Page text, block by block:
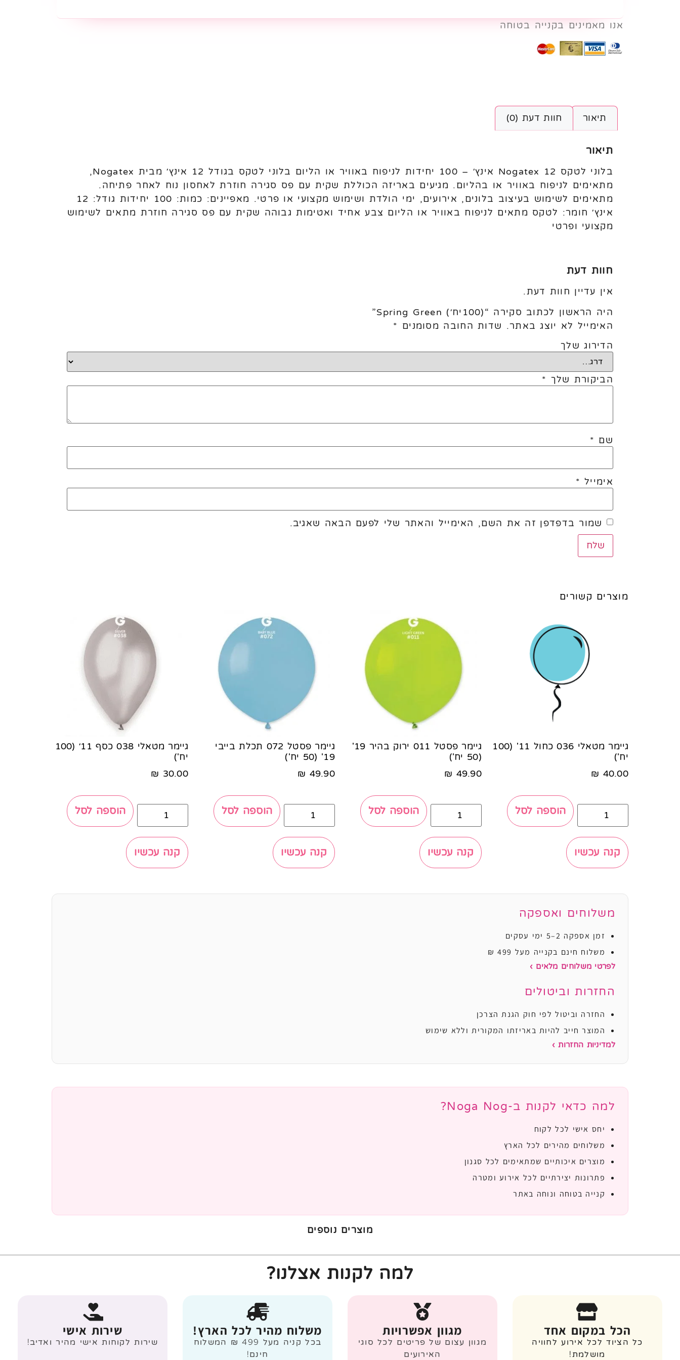
אנו מאמינים בקנייה בטוחה
תיאור חוות דעת (0)
תיאור
בלוני לטקס Nogatex 12 אינץ׳ – 100 יחידות לניפוח באוויר או הליום בלוני לטקס בגודל 12 אינץ׳ מבית Nogatex,
מתאימים לניפוח באוויר או בהליום. מגיעים באריזה הכוללת שקית עם פס סגירה חוזרת לאחסון נוח לאחר פתיחה.
מתאימים לשימוש בעיצוב בלונים, אירועים, ימי הולדת ושימוש מקצועי או פרטי. מאפיינים: כמות: 100 יחידות גודל: 12
אינץ׳ חומר: לטקס מתאים לניפוח באוויר או הליום צבע אחיד ואטימות גבוהה שקית עם פס סגירה חוזרת מתאים לשימוש
מקצועי ופרטי
חוות דעת
אין עדיין חוות דעת.
היה הראשון לכתוב סקירה “(100יח׳) Spring Green”
האימייל לא יוצג באתר. שדות החובה מסומנים *
הדירוג שלך
הביקורת שלך *
שם *
אימייל *
שמור בדפדפן זה את השם, האימייל והאתר שלי לפעם הבאה שאגיב.
מוצרים קשורים
גיימר מטאלי 036 כחול 11' (100
יח')
40.00
₪
הוספה לסל
קנה עכשיו
גיימר פסטל 011 ירוק בהיר 19'
(50 יח')
49.90
₪
הוספה לסל
קנה עכשיו
גיימר פסטל 072 תכלת בייבי
19' (50 יח')
49.90
₪
הוספה לסל
קנה עכשיו
גיימר מטאלי 038 כסף 11׳ (100
יח')
30.00
₪
הוספה לסל
קנה עכשיו
משלוחים ואספקה
זמן אספקה 2–5 ימי עסקים
משלוח חינם בקנייה מעל 499 ₪
לפרטי משלוחים מלאים ›
החזרות וביטולים
החזרה וביטול לפי חוק הגנת הצרכן
המוצר חייב להיות באריזתו המקורית וללא שימוש
למדיניות החזרות ›
למה כדאי לקנות ב-Noga Nog?
יחס אישי לכל לקוח
משלוחים מהירים לכל הארץ
מוצרים איכותיים שמתאימים לכל סגנון
פתרונות יצירתיים לכל אירוע ומטרה
קנייה בטוחה ונוחה באתר
מוצרים נוספים
למה לקנות אצלנו?
הכל במקום אחד
כל הציוד לכל אירוע לחוויה
מושלמת!
מגוון אפשרויות
מגוון עצום של פריטים לכל סוגי
האירועים
משלוח מהיר לכל הארץ!
בכל קניה מעל 499 ₪ המשלוח
חינם!
שירות אישי
שירות לקוחות אישי מהיר ואדיב!